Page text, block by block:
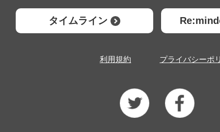
タイムライン
利用規約 プライバシーポ